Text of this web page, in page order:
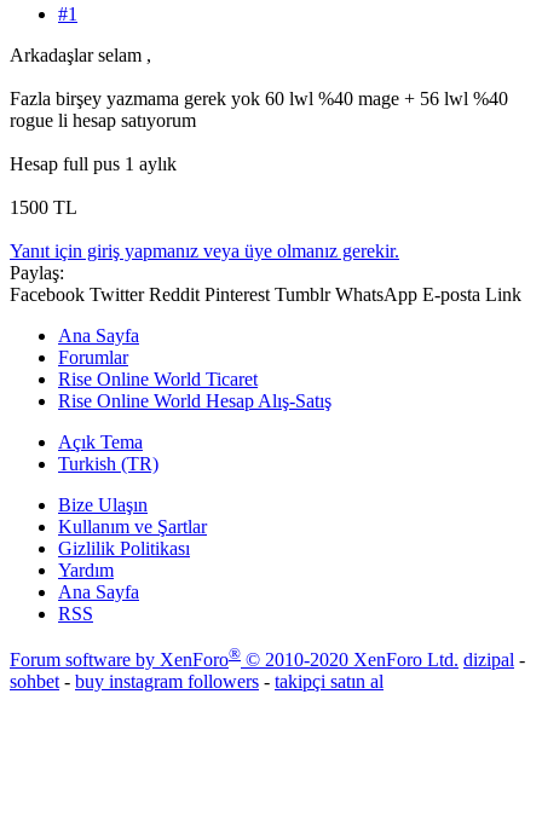
#1
Arkadaşlar selam ,
Fazla birşey yazmama gerek yok 60 lwl %40 mage + 56 lwl %40
rogue li hesap satıyorum
Hesap full pus 1 aylık
1500 TL
Yanıt için giriş yapmanız veya üye olmanız gerekir.
Paylaş:
Facebook Twitter Reddit Pinterest Tumblr WhatsApp E-posta Link
Ana Sayfa
Forumlar
Rise Online World Ticaret
Rise Online World Hesap Alış-Satış
Açık Tema
Turkish (TR)
Bize Ulaşın
Kullanım ve Şartlar
Gizlilik Politikası
Yardım
Ana Sayfa
RSS
Forum software by XenForo® © 2010-2020 XenForo Ltd. dizipal -
sohbet - buy instagram followers - takipçi satın al